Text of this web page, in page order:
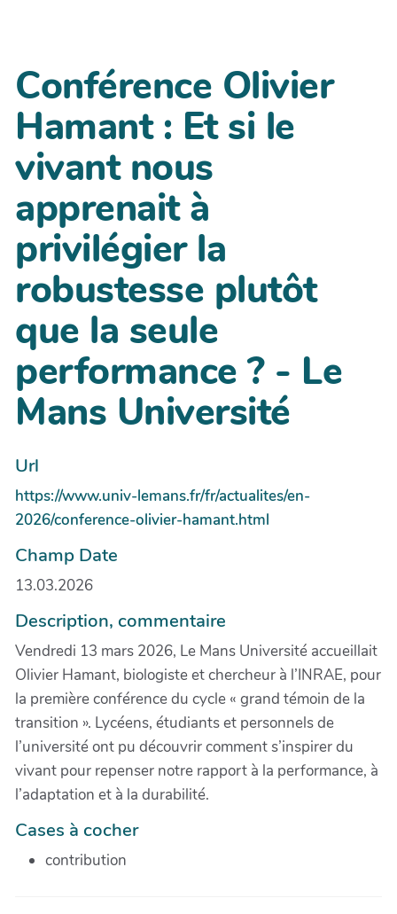
Conférence Olivier
Hamant : Et si le
vivant nous
apprenait à
privilégier la
robustesse plutôt
que la seule
performance ? - Le
Mans Université
Url
https://www.univ-lemans.fr/fr/actualites/en-
2026/conference-olivier-hamant.html
Champ Date
13.03.2026
Description, commentaire
Vendredi 13 mars 2026, Le Mans Université accueillait
Olivier Hamant, biologiste et chercheur à l’INRAE, pour
la première conférence du cycle « grand témoin de la
transition ». Lycéens, étudiants et personnels de
l’université ont pu découvrir comment s’inspirer du
vivant pour repenser notre rapport à la performance, à
l’adaptation et à la durabilité.
Cases à cocher
contribution